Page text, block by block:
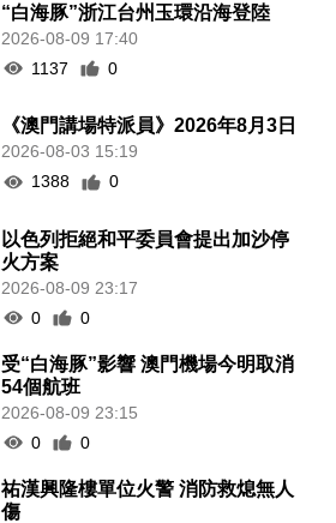
“白海豚”浙江台州玉環沿海登陸
2026-08-09 17:40
1137
0
《澳門講場特派員》2026年8月3日
2026-08-03 15:19
1388
0
以色列拒絕和平委員會提出加沙停
火方案
2026-08-09 23:17
0
0
受“白海豚”影響 澳門機場今明取消
54個航班
2026-08-09 23:15
0
0
祐漢興隆樓單位火警 消防救熄無人
傷